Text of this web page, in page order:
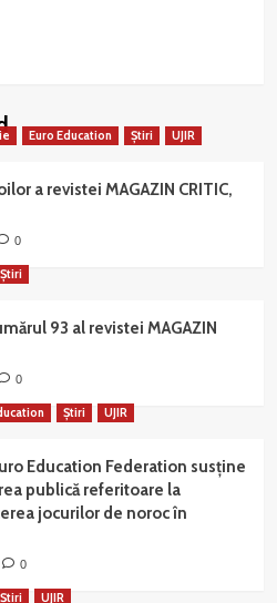
Euro Education Știri UJIR
a revistei MAGAZIN CRITIC,
0
Știri
93 al revistei MAGAZIN
0
Știri UJIR
Education Federation susține
publică referitoare la
jocurilor de noroc în
0
Știri UJIR